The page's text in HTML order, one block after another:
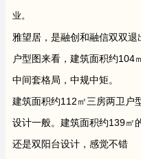
业。
雅望居，是融创和融信双双退
户型图来看，建筑面积约104
中间套格局，中规中矩。
建筑面积约112㎡三房两卫户
设计一般。建筑面积约139㎡
还是双阳台设计，感觉不错